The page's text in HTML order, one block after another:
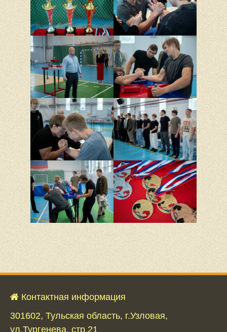
Контактная информация
301602, Тульская область, г.Узловая,
ул.Тургенева, стр.21